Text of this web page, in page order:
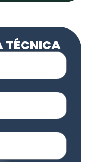
TÉCNICA